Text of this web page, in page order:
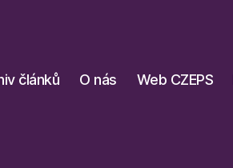
článků O nás Web CZEPS